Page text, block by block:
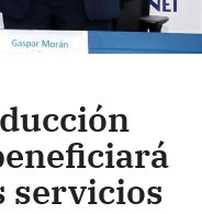
servicios